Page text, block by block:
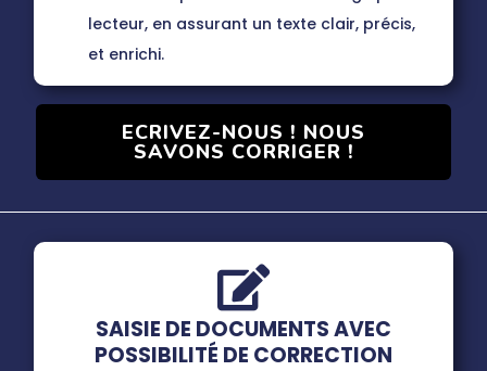
lecteur, en assurant un texte clair, précis,
et enrichi.
ECRIVEZ-NOUS ! NOUS
SAVONS CORRIGER !
SAISIE DE DOCUMENTS AVEC
POSSIBILITÉ DE CORRECTION